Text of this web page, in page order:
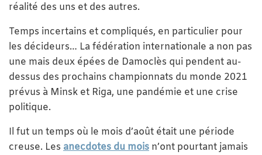
réalité des uns et des autres.
Temps incertains et compliqués, en particulier pour
les décideurs… La fédération internationale a non pas
une mais deux épées de Damoclès qui pendent au-
dessus des prochains championnats du monde 2021
prévus à Minsk et Riga, une pandémie et une crise
politique.
Il fut un temps où le mois d’août était une période
creuse. Les anecdotes du mois n’ont pourtant jamais